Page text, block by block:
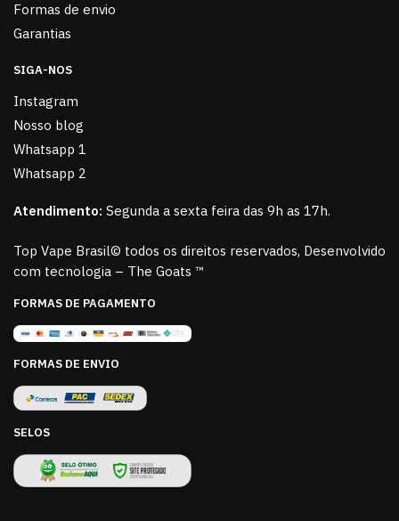
Formas de envio
Garantias
SIGA-NOS
Instagram
Nosso blog
Whatsapp 1
Whatsapp 2
Atendimento: Segunda a sexta feira das 9h as 17h.
Top Vape Brasil© todos os direitos reservados, Desenvolvido
com tecnologia – The Goats ™
FORMAS DE PAGAMENTO
FORMAS DE ENVIO
SELOS